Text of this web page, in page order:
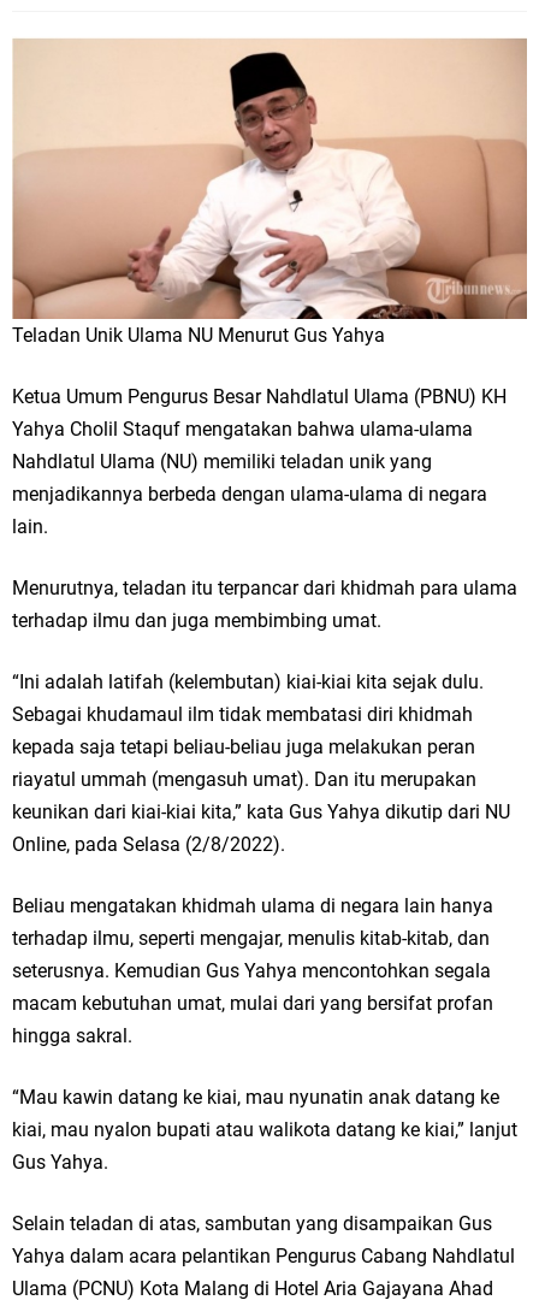
Teladan Unik Ulama NU Menurut Gus Yahya
Ketua Umum Pengurus Besar Nahdlatul Ulama (PBNU) KH
Yahya Cholil Staquf mengatakan bahwa ulama-ulama
Nahdlatul Ulama (NU) memiliki teladan unik yang
menjadikannya berbeda dengan ulama-ulama di negara
lain.
Menurutnya, teladan itu terpancar dari khidmah para ulama
terhadap ilmu dan juga membimbing umat.
“Ini adalah latifah (kelembutan) kiai-kiai kita sejak dulu.
Sebagai khudamaul ilm tidak membatasi diri khidmah
kepada saja tetapi beliau-beliau juga melakukan peran
riayatul ummah (mengasuh umat). Dan itu merupakan
keunikan dari kiai-kiai kita,” kata Gus Yahya dikutip dari NU
Online, pada Selasa (2/8/2022).
Beliau mengatakan khidmah ulama di negara lain hanya
terhadap ilmu, seperti mengajar, menulis kitab-kitab, dan
seterusnya. Kemudian Gus Yahya mencontohkan segala
macam kebutuhan umat, mulai dari yang bersifat profan
hingga sakral.
“Mau kawin datang ke kiai, mau nyunatin anak datang ke
kiai, mau nyalon bupati atau walikota datang ke kiai,” lanjut
Gus Yahya.
Selain teladan di atas, sambutan yang disampaikan Gus
Yahya dalam acara pelantikan Pengurus Cabang Nahdlatul
Ulama (PCNU) Kota Malang di Hotel Aria Gajayana Ahad